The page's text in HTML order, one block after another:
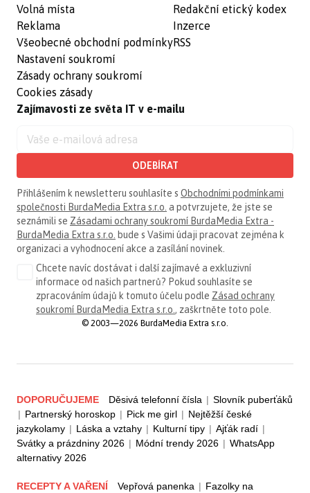
Volná místa
Reklama
Všeobecné obchodní podmínky
Nastavení soukromí
Zásady ochrany soukromí
Cookies zásady
Redakční etický kodex
Inzerce
RSS
Zajímavosti ze světa IT v e-mailu
ODEBÍRAT
Přihlášením k newsletteru souhlasíte s Obchodními podmínkami
společnosti BurdaMedia Extra s.r.o. a potvrzujete, že jste se
seznámili se Zásadami ochrany soukromí BurdaMedia Extra -
BurdaMedia Extra s.r.o. bude s Vašimi údaji pracovat zejména k
organizaci a vyhodnocení akce a zasílání novinek.
Chcete navíc dostávat i další zajímavé a exkluzivní
informace od našich partnerů? Pokud souhlasíte se
zpracováním údajů k tomuto účelu podle Zásad ochrany
soukromí BurdaMedia Extra s.r.o., zaškrtněte toto pole.
© 2003—2026 BurdaMedia Extra s.r.o.
DOPORUČUJEME Děsivá telefonní čísla | Slovník puberťáků
| Partnerský horoskop | Pick me girl | Nejtěžší české
jazykolamy | Láska a vztahy | Kulturní tipy | Ajťák radí |
Svátky a prázdniny 2026 | Módní trendy 2026 | WhatsApp
alternativy 2026
RECEPTY A VAŘENÍ Vepřová panenka | Fazolky na